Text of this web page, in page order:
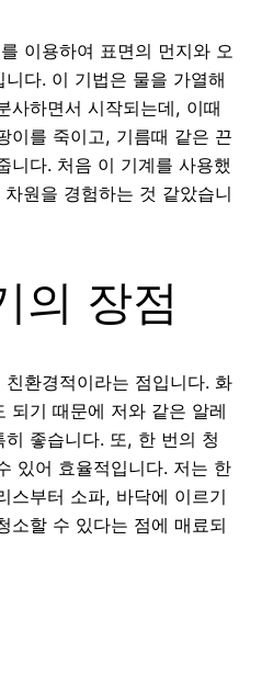
이용하여 표면의 먼지와 오
다. 이 기법은 물을 가열해
사하면서 시작되는데, 이때
이를 죽이고, 기름때 같은 끈
니다. 처음 이 기계를 사용했
원을 경험하는 것 같았습니
의 장점
환경적이라는 점입니다. 화
되기 때문에 저와 같은 알레
좋습니다. 또, 한 번의 청
있어 효율적입니다. 저는 한
스부터 소파, 바닥에 이르기
소할 수 있다는 점에 매료되